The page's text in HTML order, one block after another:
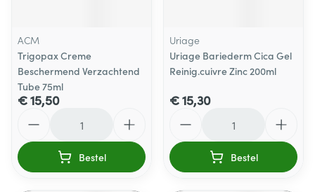
ACM
Trigopax Creme
Beschermend Verzachtend
Tube 75ml
€ 15,50
Bestel
Uriage
Uriage Bariederm Cica Gel
Reinig.cuivre Zinc 200ml
€ 15,30
Bestel